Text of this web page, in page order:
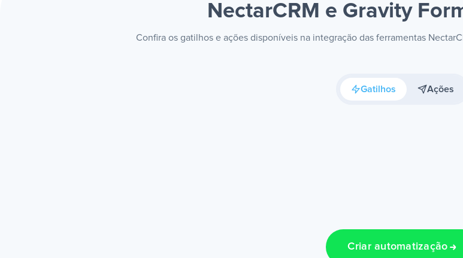
NectarCRM e Gravity
Confira os gatilhos e ações disponíveis na integração das ferramentas
Gatilhos Ações
Criar automatização